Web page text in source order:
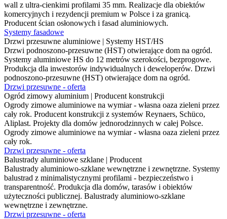
wall z ultra-cienkimi profilami 35 mm. Realizacje dla obiektów
komercyjnych i rezydencji premium w Polsce i za granicą.
Producent ścian osłonowych i fasad aluminiowych.
Systemy fasadowe
Drzwi przesuwne aluminiowe | Systemy HST/HS
Drzwi podnoszono-przesuwne (HST) otwierające dom na ogród.
Systemy aluminiowe HS do 12 metrów szerokości, bezprogowe.
Produkcja dla inwestorów indywidualnych i deweloperów. Drzwi
podnoszono-przesuwne (HST) otwierające dom na ogród.
Drzwi przesuwne - oferta
Ogród zimowy aluminium | Producent konstrukcji
Ogrody zimowe aluminiowe na wymiar - własna oaza zieleni przez
cały rok. Producent konstrukcji z systemów Reynaers, Schüco,
Aliplast. Projekty dla domów jednorodzinnych w całej Polsce.
Ogrody zimowe aluminiowe na wymiar - własna oaza zieleni przez
cały rok.
Drzwi przesuwne - oferta
Balustrady aluminiowe szklane | Producent
Balustrady aluminiowo-szklane wewnętrzne i zewnętrzne. Systemy
balustrad z minimalistycznymi profilami - bezpieczeństwo i
transparentność. Produkcja dla domów, tarasów i obiektów
użyteczności publicznej. Balustrady aluminiowo-szklane
wewnętrzne i zewnętrzne.
Drzwi przesuwne - oferta